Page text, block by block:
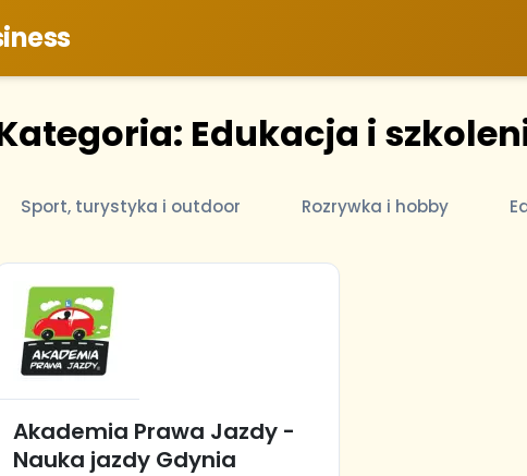
Edukacja i
Sport, turystyka i outdoor Rozrywka i hobby
Akademia Prawa Jazdy -
Nauka jazdy Gdynia